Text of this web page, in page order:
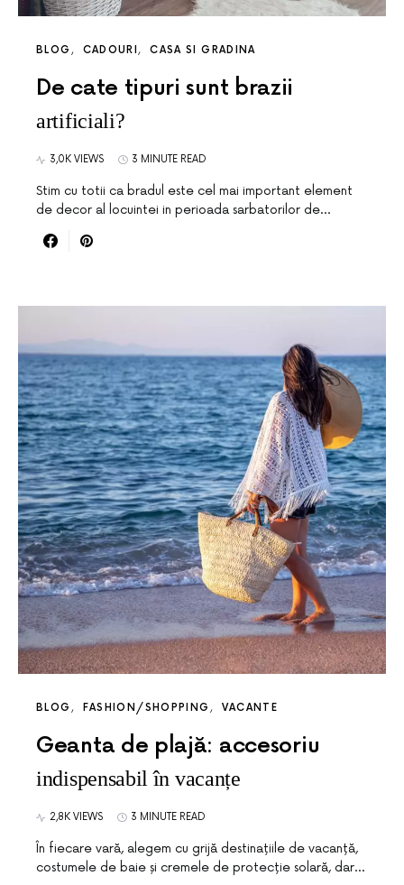
BLOG CADOURI CASA SI GRADINA
De cate tipuri sunt brazii
artificiali?
3,0K VIEWS 3 MINUTE READ
Stim cu totii ca bradul este cel mai important element
de decor al locuintei in perioada sarbatorilor de…
BLOG FASHION/SHOPPING VACANTE
Geanta de plajă: accesoriu
indispensabil în vacanțe
2,8K VIEWS 3 MINUTE READ
În fiecare vară, alegem cu grijă destinațiile de vacanță,
costumele de baie și cremele de protecție solară, dar…